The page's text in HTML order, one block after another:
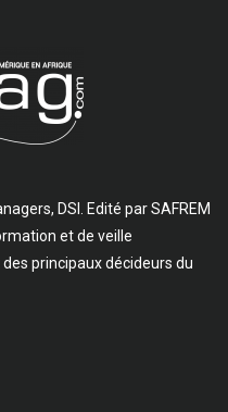
DSI. Edité par SAFREM
et de veille
principaux décideurs du